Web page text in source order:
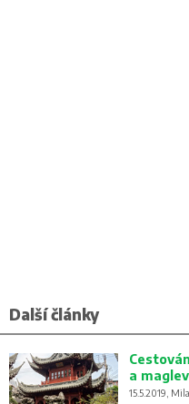
Další články
a maglev
15.5.2019,